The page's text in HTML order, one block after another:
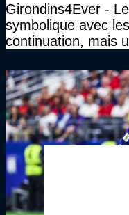
Girondins4Ever -
symbolique avec
continuation, mais